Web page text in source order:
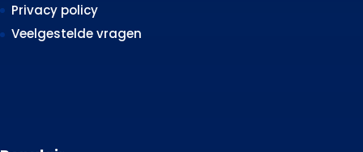
Privacy policy
Veelgestelde vragen